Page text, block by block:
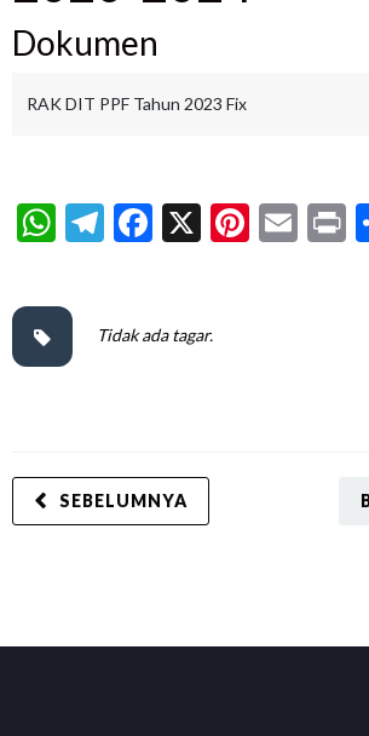
Dokumen
RAK DIT PPF Tahun 2023 Fix
WhatsApp
Telegram
Facebook
X
Tidak ada tagar.
SEBELUMNYA